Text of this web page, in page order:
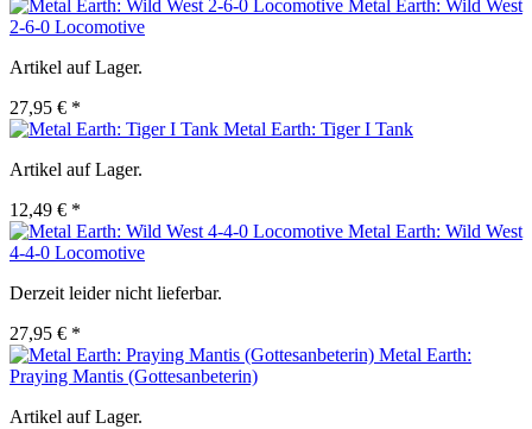
Metal Earth: Wild West
2-6-0 Locomotive
Artikel auf Lager.
27,95 € *
Metal Earth: Tiger I Tank
Artikel auf Lager.
12,49 € *
Metal Earth: Wild West
4-4-0 Locomotive
Derzeit leider nicht lieferbar.
27,95 € *
Metal Earth:
Praying Mantis (Gottesanbeterin)
Artikel auf Lager.